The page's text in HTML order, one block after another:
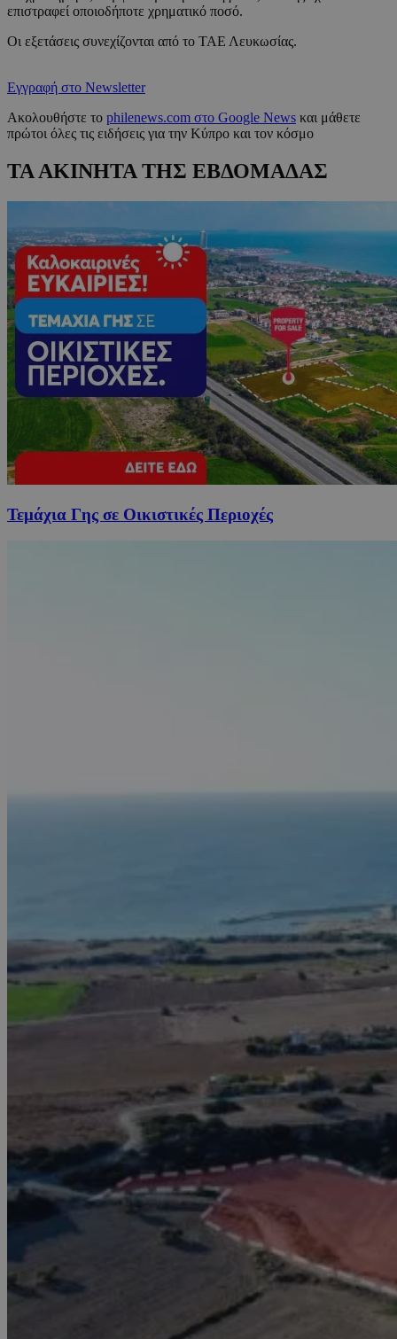
επιστραφεί οποιοδήποτε χρηματικό ποσό.
Οι εξετάσεις συνεχίζονται από το ΤΑΕ Λευκωσίας.
Εγγραφή στο Newsletter
Ακολουθήστε το philenews.com στο Google News και μάθετε
πρώτοι όλες τις ειδήσεις για την Κύπρο και τον κόσμο
ΤΑ ΑΚΙΝΗΤΑ ΤΗΣ ΕΒΔΟΜΑΔΑΣ
Τεμάχια Γης σε Οικιστικές Περιοχές